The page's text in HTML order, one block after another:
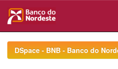
navigationDSpace - BNB - Banco do